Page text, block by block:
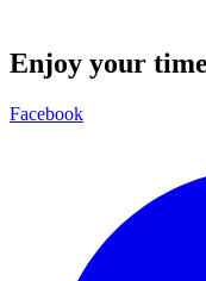
Enjoy your
Facebook